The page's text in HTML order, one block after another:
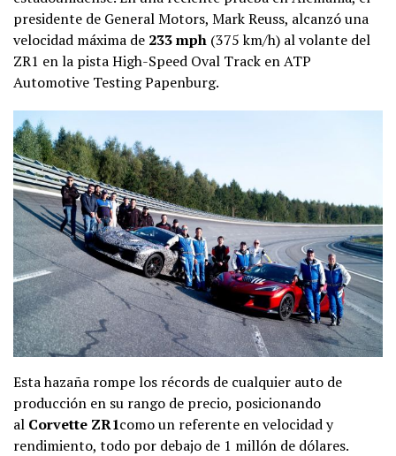
presidente de General Motors, Mark Reuss, alcanzó una
velocidad máxima de 233 mph (375 km/h) al volante del
ZR1 en la pista High-Speed Oval Track en ATP
Automotive Testing Papenburg.
Esta hazaña rompe los récords de cualquier auto de
producción en su rango de precio, posicionando
al Corvette ZR1como un referente en velocidad y
rendimiento, todo por debajo de 1 millón de dólares.